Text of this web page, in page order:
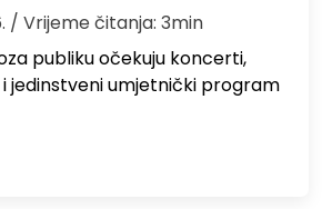
/ Vrijeme čitanja: 3min
publiku očekuju koncerti,
i jedinstveni umjetnički program